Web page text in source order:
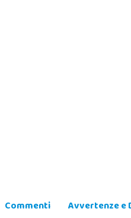
Commenti Avvertenze e